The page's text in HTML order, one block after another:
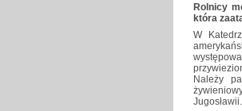
Rolnicy
która
W
Należy
Jugosławii.